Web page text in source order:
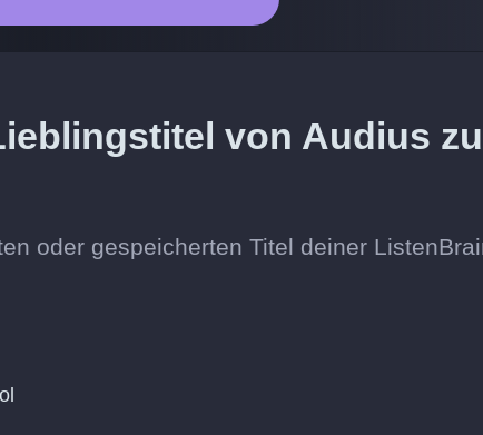
von Audius zu
oder gespeicherten Titel deiner